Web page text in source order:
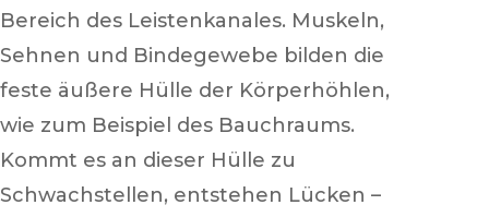
Bereich des Leistenkanales. Muskeln,
Sehnen und Bindegewebe bilden die
feste äußere Hülle der Körperhöhlen,
wie zum Beispiel des Bauchraums.
Kommt es an dieser Hülle zu
Schwachstellen, entstehen Lücken –